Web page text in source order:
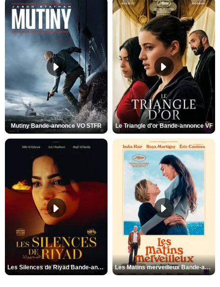
Mutiny Bande-annonce VO STFR Le Triangle d'or Bande-annonce VF
Les Silences de Riyad Bande-annonce VO STFR Les Matins merveilleux Bande-annonce VF